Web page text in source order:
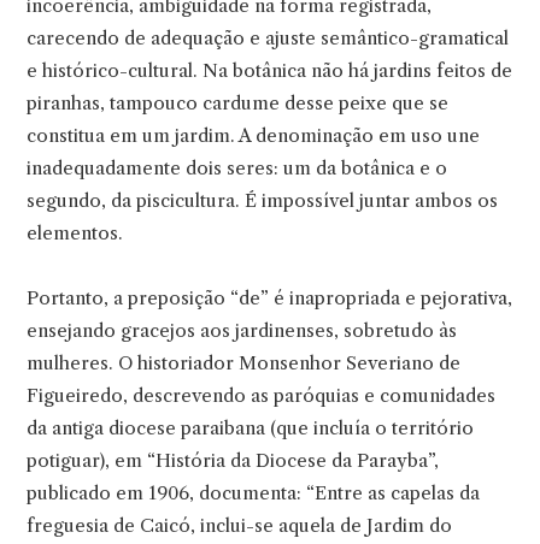
incoerência, ambiguidade na forma registrada,
carecendo de adequação e ajuste semântico-gramatical
e histórico-cultural. Na botânica não há jardins feitos de
piranhas, tampouco cardume desse peixe que se
constitua em um jardim. A denominação em uso une
inadequadamente dois seres: um da botânica e o
segundo, da piscicultura. É impossível juntar ambos os
elementos.
Portanto, a preposição “de” é inapropriada e pejorativa,
ensejando gracejos aos jardinenses, sobretudo às
mulheres. O historiador Monsenhor Severiano de
Figueiredo, descrevendo as paróquias e comunidades
da antiga diocese paraibana (que incluía o território
potiguar), em “História da Diocese da Parayba”,
publicado em 1906, documenta: “Entre as capelas da
freguesia de Caicó, inclui-se aquela de Jardim do